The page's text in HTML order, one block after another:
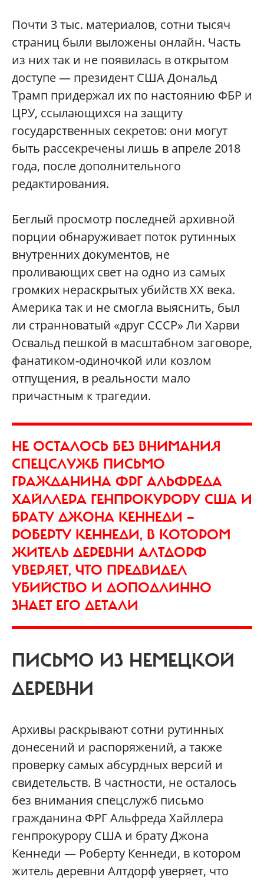
Почти 3 тыс. материалов, сотни тысяч
страниц были выложены онлайн. Часть
из них так и не появилась в открытом
доступе — президент США Дональд
Трамп придержал их по настоянию ФБР и
ЦРУ, ссылающихся на защиту
государственных секретов: они могут
быть рассекречены лишь в апреле 2018
года, после дополнительного
редактирования.
Беглый просмотр последней архивной
порции обнаруживает поток рутинных
внутренних документов, не
проливающих свет на одно из самых
громких нераскрытых убийств XX века.
Америка так и не смогла выяснить, был
ли странноватый «друг СССР» Ли Харви
Освальд пешкой в масштабном заговоре,
фанатиком-одиночкой или козлом
отпущения, в реальности мало
причастным к трагедии.
НЕ ОСТАЛОСЬ БЕЗ ВНИМАНИЯ
СПЕЦСЛУЖБ ПИСЬМО
ГРАЖДАНИНА ФРГ АЛЬФРЕДА
ХАЙЛЛЕРА ГЕНПРОКУРОРУ США И
БРАТУ ДЖОНА КЕННЕДИ —
РОБЕРТУ КЕННЕДИ, В КОТОРОМ
ЖИТЕЛЬ ДЕРЕВНИ АЛТДОРФ
УВЕРЯЕТ, ЧТО ПРЕДВИДЕЛ
УБИЙСТВО И ДОПОДЛИННО
ЗНАЕТ ЕГО ДЕТАЛИ
ПИСЬМО ИЗ НЕМЕЦКОЙ
ДЕРЕВНИ
Архивы раскрывают сотни рутинных
донесений и распоряжений, а также
проверку самых абсурдных версий и
свидетельств. В частности, не осталось
без внимания спецслужб письмо
гражданина ФРГ Альфреда Хайллера
генпрокурору США и брату Джона
Кеннеди — Роберту Кеннеди, в котором
житель деревни Алтдорф уверяет, что